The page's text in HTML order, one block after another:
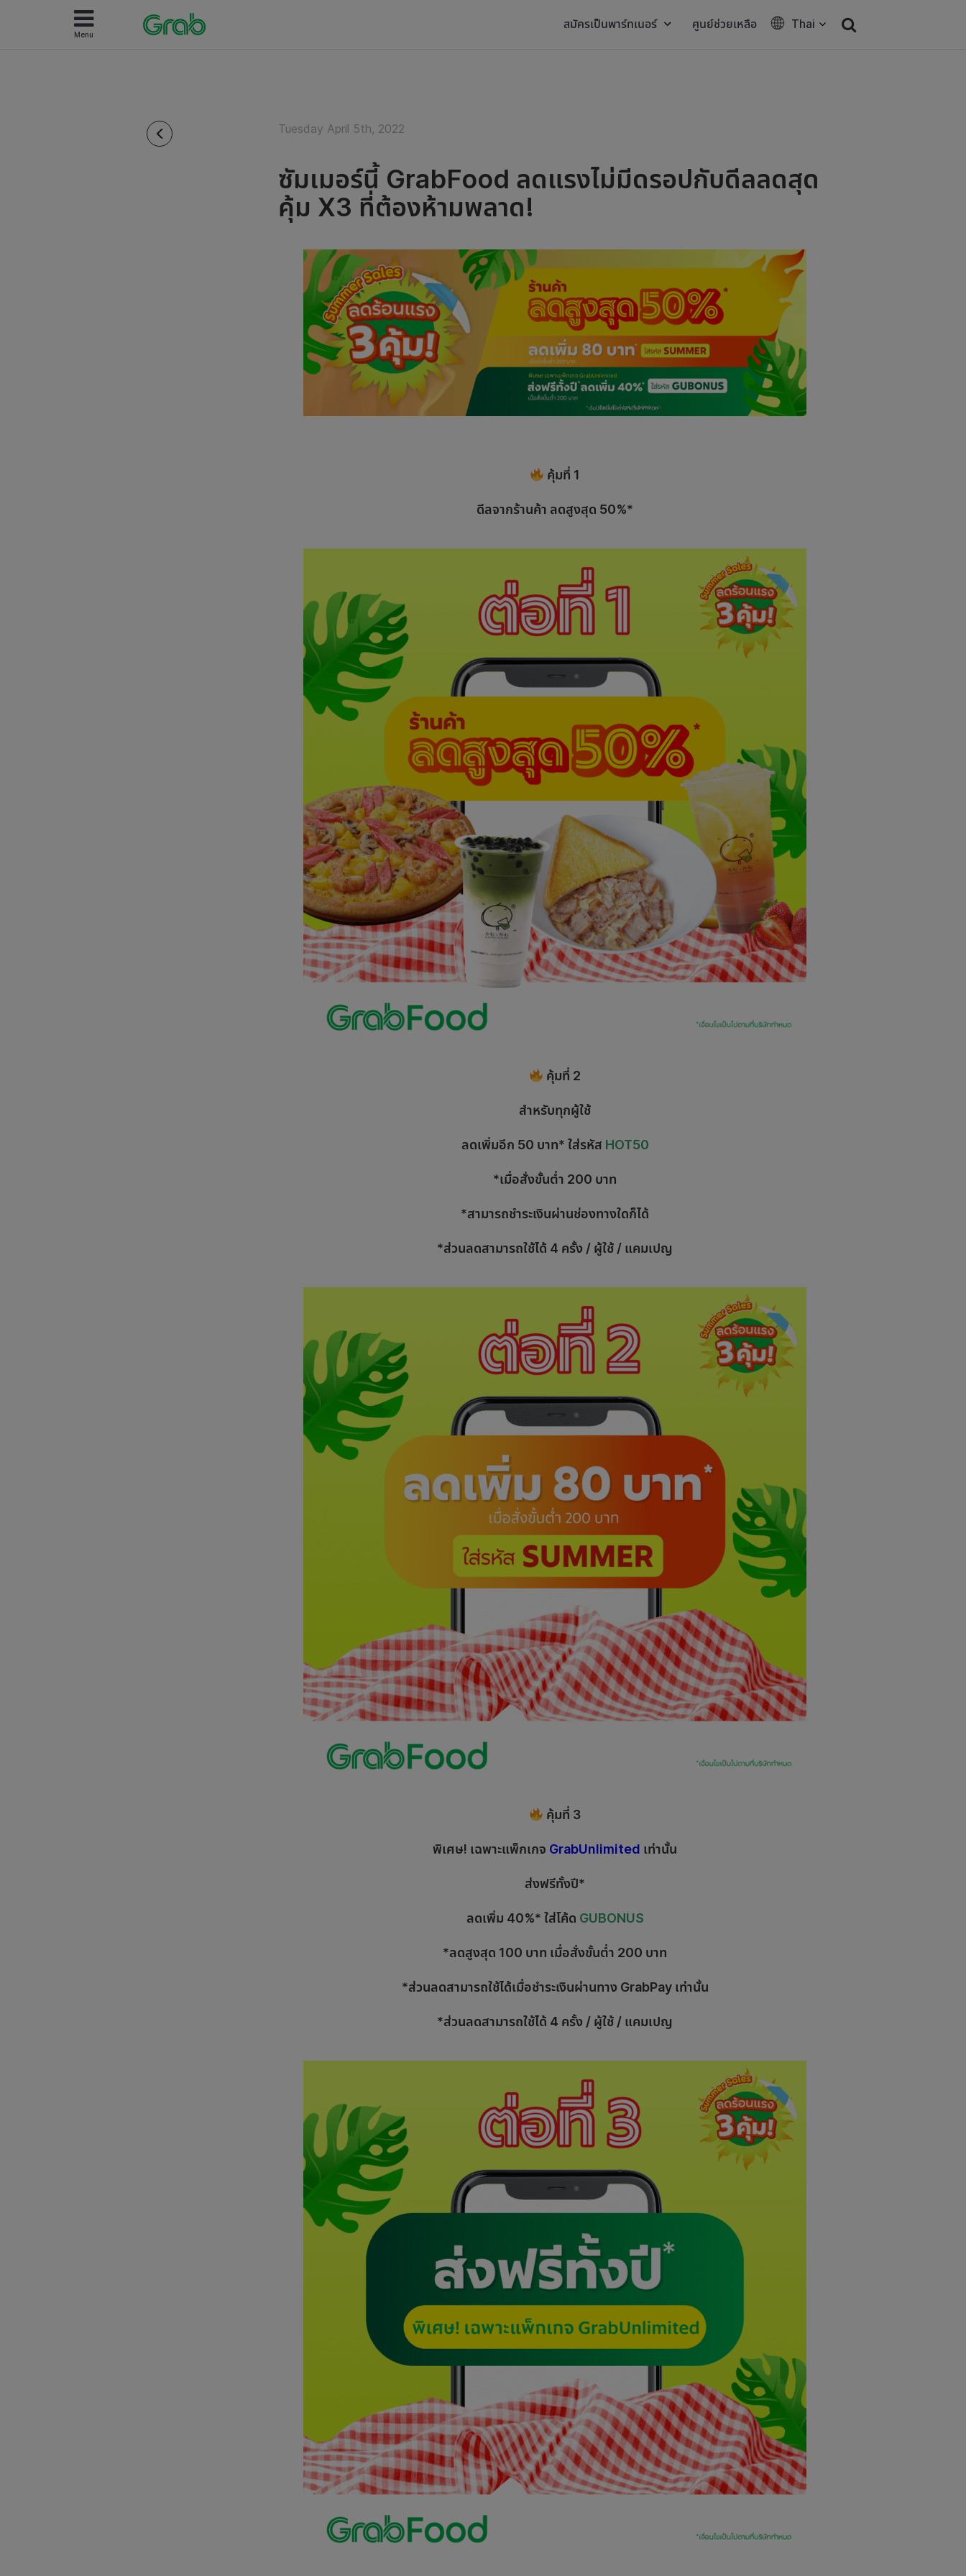
Menu
สมัครเป็นพาร์ทเนอร์ ศูนย์ช่วยเหลือ Thai
Tuesday April 5th, 2022
ซัมเมอร์นี้ GrabFood ลดแรงไม่มีดรอปกับดีลลดสุด
คุ้ม X3 ที่ต้องห้ามพลาด!
คุ้มที่ 1
ดีลจากร้านค้า ลดสูงสุด 50%*
คุ้มที่ 2
สำหรับทุกผู้ใช้
ลดเพิ่มอีก 50 บาท* ใส่รหัส HOT50
*เมื่อสั่งขั้นต่ำ 200 บาท
*สามารถชำระเงินผ่านช่องทางใดก็ได้
*ส่วนลดสามารถใช้ได้ 4 ครั้ง / ผู้ใช้ / แคมเปญ
คุ้มที่ 3
พิเศษ! เฉพาะแพ็กเกจ GrabUnlimited เท่านั้น
ส่งฟรีทั้งปี*
ลดเพิ่ม 40%* ใส่โค้ด GUBONUS
*ลดสูงสุด 100 บาท เมื่อสั่งขั้นต่ำ 200 บาท
*ส่วนลดสามารถใช้ได้เมื่อชำระเงินผ่านทาง GrabPay เท่านั้น
*ส่วนลดสามารถใช้ได้ 4 ครั้ง / ผู้ใช้ / แคมเปญ